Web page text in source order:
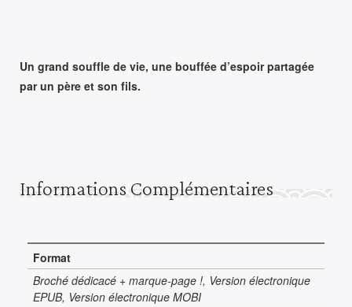
Un grand souffle de vie, une bouffée d’espoir partagée
par un père et son fils.
Informations Complémentaires
Format
Broché dédicacé + marque-page !, Version électronique
EPUB, Version électronique MOBI